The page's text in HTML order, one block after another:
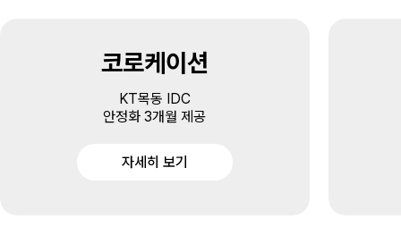
코로케이션
KT목동 IDC
안정화 3개월 제공
자세히 보기